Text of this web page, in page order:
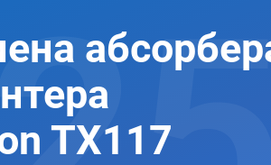
TX117